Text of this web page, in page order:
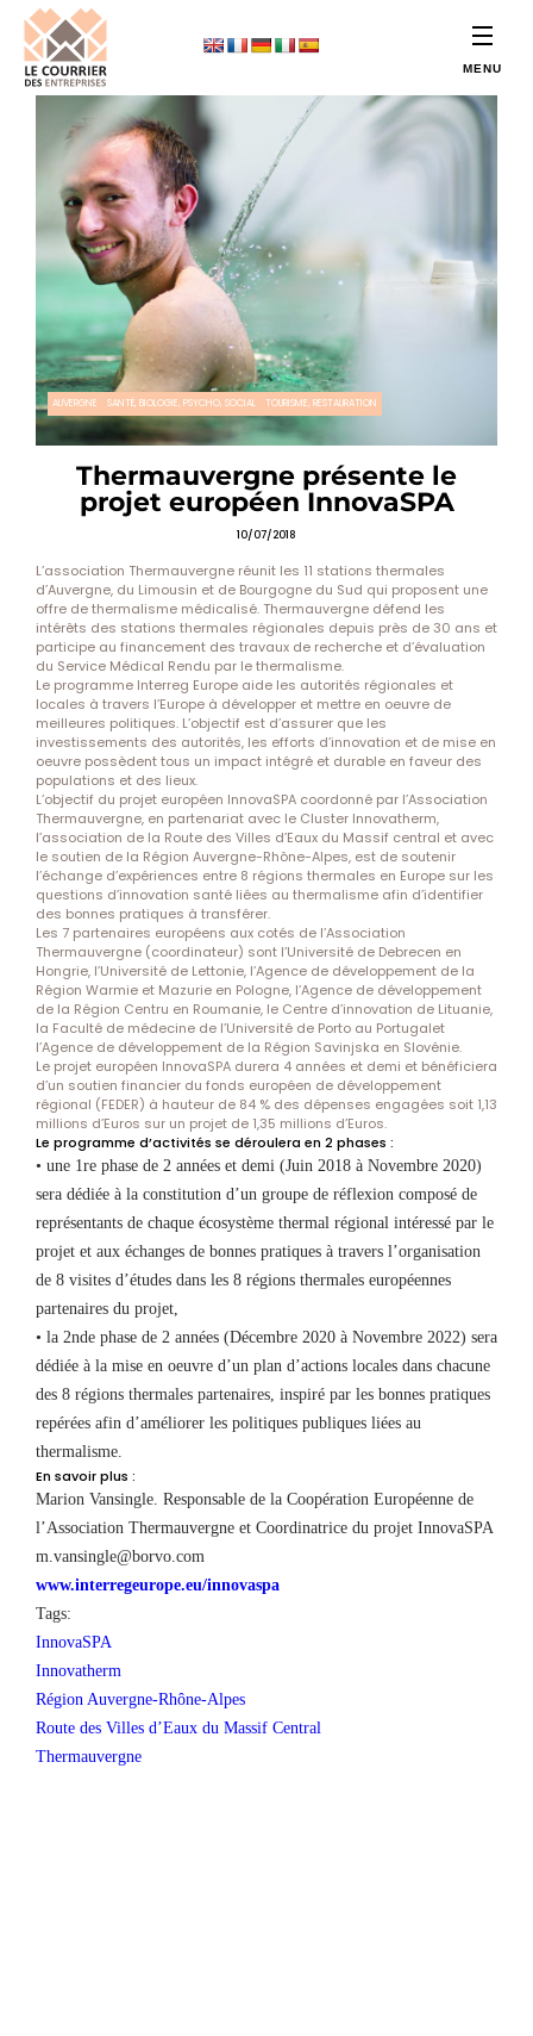
AUVERGNE SANTÉ, BIOLOGIE, PSYCHO, SOCIAL TOURISME, RESTAURATION
Thermauvergne présente le
projet européen InnovaSPA
10/07/2018
L’association Thermauvergne réunit les 11 stations thermales
d’Auvergne, du Limousin et de Bourgogne du Sud qui proposent une
offre de thermalisme médicalisé. Thermauvergne défend les
intérêts des stations thermales régionales depuis près de 30 ans et
participe au financement des travaux de recherche et d’évaluation
du Service Médical Rendu par le thermalisme.
Le programme Interreg Europe aide les autorités régionales et
locales à travers l’Europe à développer et mettre en oeuvre de
meilleures politiques. L’objectif est d’assurer que les
investissements des autorités, les efforts d’innovation et de mise en
oeuvre possèdent tous un impact intégré et durable en faveur des
populations et des lieux.
L’objectif du projet européen InnovaSPA coordonné par l’Association
Thermauvergne, en partenariat avec le Cluster Innovatherm,
l’association de la Route des Villes d’Eaux du Massif central et avec
le soutien de la Région Auvergne-Rhône-Alpes, est de soutenir
l’échange d’expériences entre 8 régions thermales en Europe sur les
questions d’innovation santé liées au thermalisme afin d’identifier
des bonnes pratiques à transférer.
Les 7 partenaires européens aux cotés de l’Association
Thermauvergne (coordinateur) sont l’Université de Debrecen en
Hongrie, l’Université de Lettonie, l’Agence de développement de la
Région Warmie et Mazurie en Pologne, l’Agence de développement
de la Région Centru en Roumanie, le Centre d’innovation de Lituanie,
la Faculté de médecine de l’Université de Porto au Portugalet
l’Agence de développement de la Région Savinjska en Slovénie.
Le projet européen InnovaSPA durera 4 années et demi et bénéficiera
d’un soutien financier du fonds européen de développement
régional (FEDER) à hauteur de 84 % des dépenses engagées soit 1,13
millions d’Euros sur un projet de 1,35 millions d’Euros.
Le programme d’activités se déroulera en 2 phases :
• une 1re phase de 2 années et demi (Juin 2018 à Novembre 2020)
sera dédiée à la constitution d’un groupe de réflexion composé de
représentants de chaque écosystème thermal régional intéressé par le
projet et aux échanges de bonnes pratiques à travers l’organisation
de 8 visites d’études dans les 8 régions thermales européennes
partenaires du projet,
• la 2nde phase de 2 années (Décembre 2020 à Novembre 2022) sera
dédiée à la mise en oeuvre d’un plan d’actions locales dans chacune
des 8 régions thermales partenaires, inspiré par les bonnes pratiques
repérées afin d’améliorer les politiques publiques liées au
thermalisme.
En savoir plus :
Marion Vansingle. Responsable de la Coopération Européenne de
l’Association Thermauvergne et Coordinatrice du projet InnovaSPA
m.vansingle@borvo.com
www.interregeurope.eu/innovaspa
Tags:
InnovaSPA
Innovatherm
Région Auvergne-Rhône-Alpes
Route des Villes d’Eaux du Massif Central
Thermauvergne